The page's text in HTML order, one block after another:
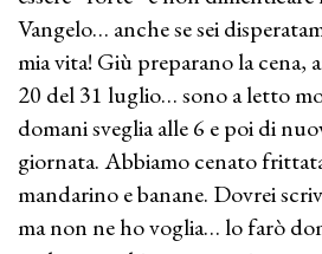
Vangelo… anche se sei
mia vita! Giù preparano la cena,
20 del 31 luglio… sono a letto
domani sveglia alle 6 e poi di
giornata. Abbiamo cenato
mandarino e banane. Dovrei
ma non ne ho voglia… lo farò